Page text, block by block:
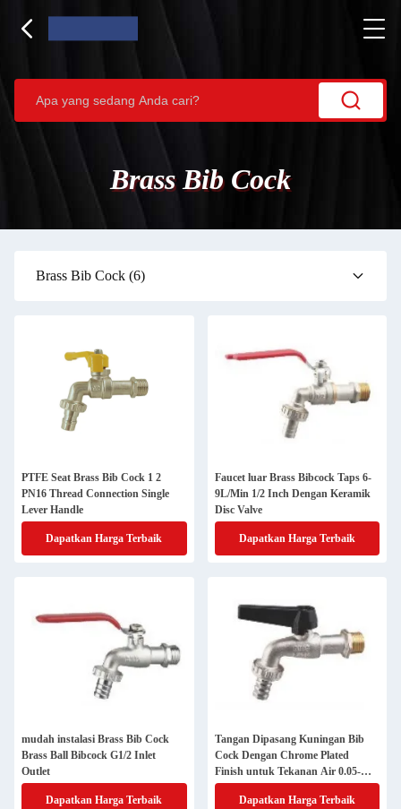
Brass Bib Cock
Brass Bib Cock (6)
PTFE Seat Brass Bib Cock 1 2
PN16 Thread Connection Single
Lever Handle
Dapatkan Harga Terbaik
Faucet luar Brass Bibcock Taps 6-
9L/Min 1/2 Inch Dengan Keramik
Disc Valve
Dapatkan Harga Terbaik
mudah instalasi Brass Bib Cock
Brass Ball Bibcock G1/2 Inlet
Outlet
Dapatkan Harga Terbaik
Tangan Dipasang Kuningan Bib
Cock Dengan Chrome Plated
Finish untuk Tekanan Air 0.05-
0.8MPa
Dapatkan Harga Terbaik